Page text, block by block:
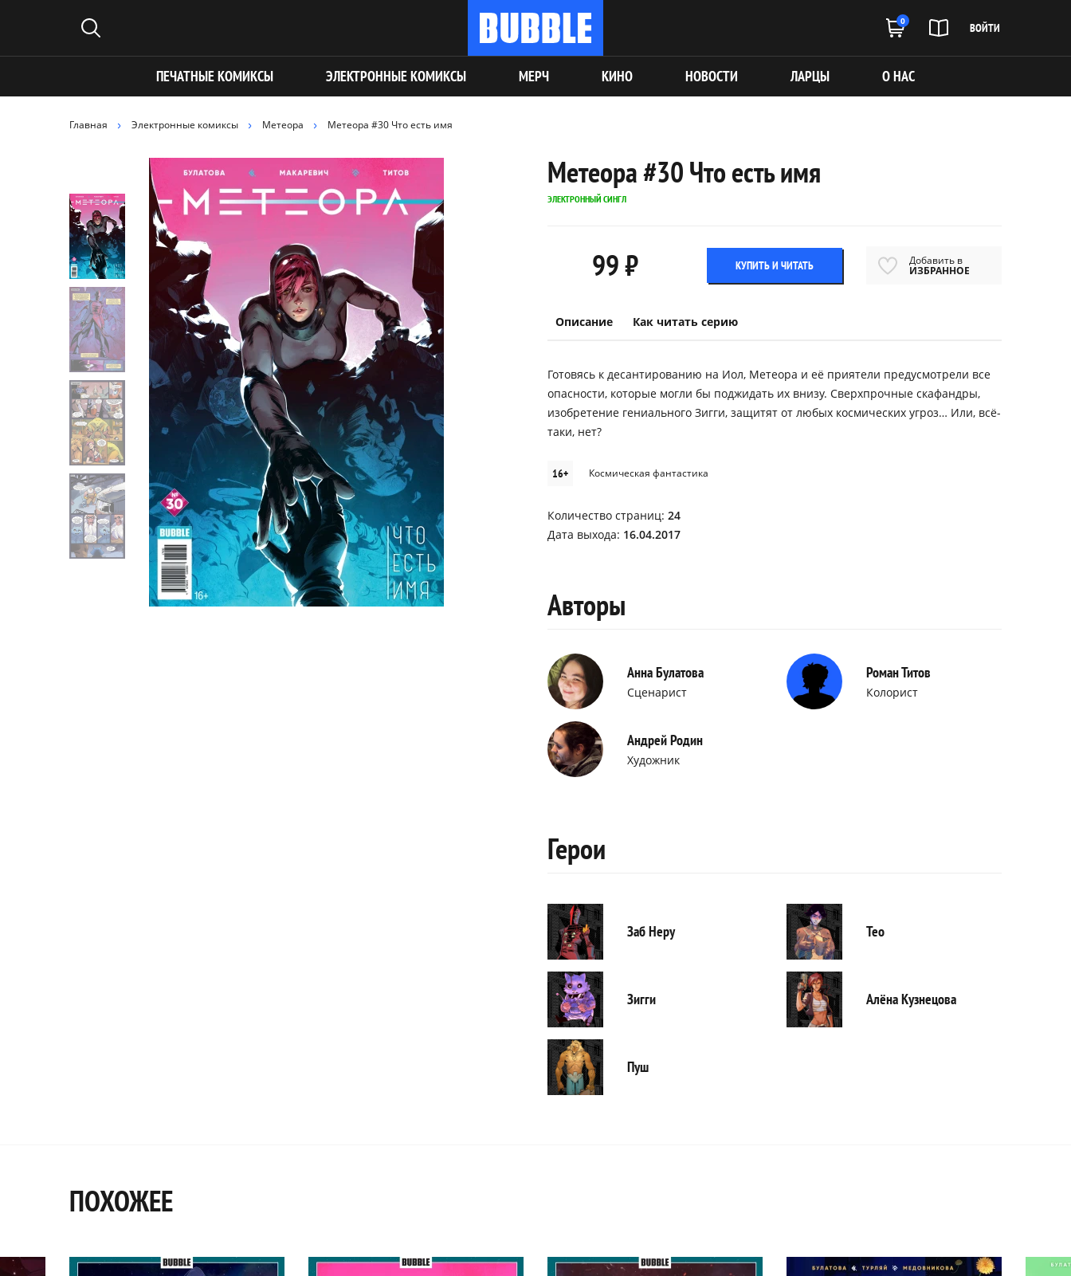
0 ВОЙТИ
ПЕЧАТНЫЕ КОМИКСЫ ЭЛЕКТРОННЫЕ КОМИКСЫ МЕРЧ КИНО НОВОСТИ ЛАРЦЫ О НАС
Главная Электронные комиксы Метеора Метеора #30 Что есть имя
Метеора #30 Что есть имя
ЭЛЕКТРОННЫЙ СИНГЛ
99 ₽ КУПИТЬ И ЧИТАТЬ Добавить в
ИЗБРАННОЕ
Описание Как читать серию
Готовясь к десантированию на Иол, Метеора и её приятели предусмотрели все
опасности, которые могли бы поджидать их внизу. Сверхпрочные скафандры,
изобретение гениального Зигги, защитят от любых космических угроз… Или, всё-
таки, нет?
16+ Космическая фантастика
Количество страниц: 24
Дата выхода: 16.04.2017
Авторы
Анна Булатова
Сценарист
Роман Титов
Колорист
Андрей Родин
Художник
Герои
Заб Неру Тео
Зигги Алёна Кузнецова
Пуш
ПОХОЖЕЕ